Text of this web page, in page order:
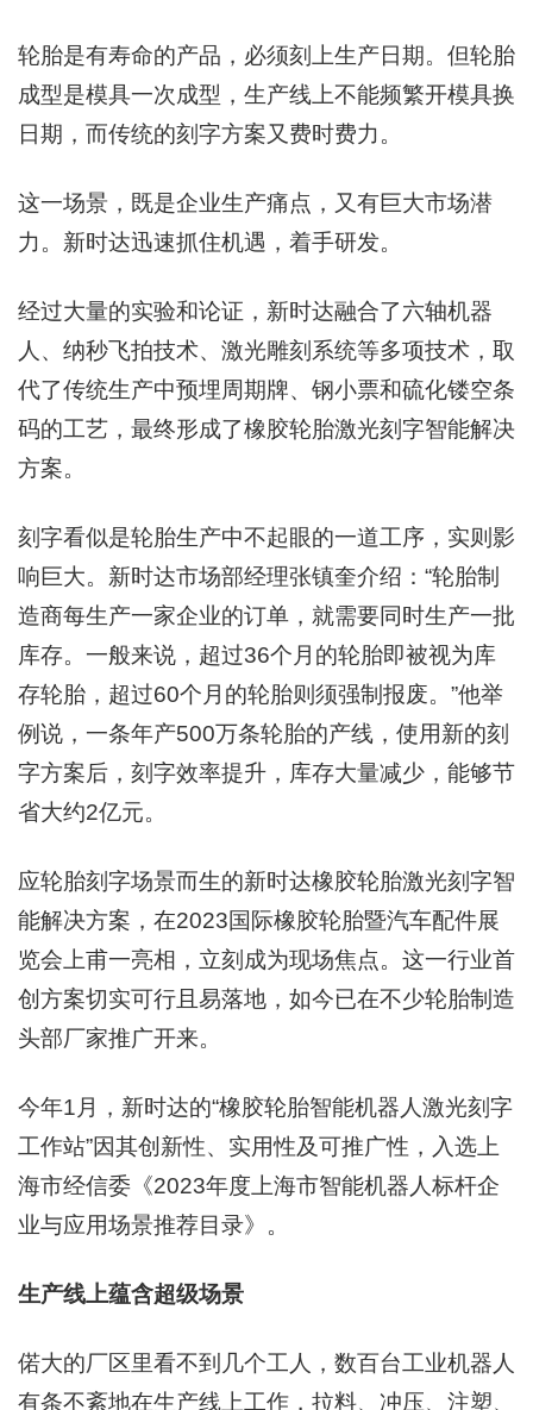
轮胎是有寿命的产品，必须刻上生产日期。但轮胎
成型是模具一次成型，生产线上不能频繁开模具换
日期，而传统的刻字方案又费时费力。
这一场景，既是企业生产痛点，又有巨大市场潜
力。新时达迅速抓住机遇，着手研发。
经过大量的实验和论证，新时达融合了六轴机器
人、纳秒飞拍技术、激光雕刻系统等多项技术，取
代了传统生产中预埋周期牌、钢小票和硫化镂空条
码的工艺，最终形成了橡胶轮胎激光刻字智能解决
方案。
刻字看似是轮胎生产中不起眼的一道工序，实则影
响巨大。新时达市场部经理张镇奎介绍：“轮胎制
造商每生产一家企业的订单，就需要同时生产一批
库存。一般来说，超过36个月的轮胎即被视为库
存轮胎，超过60个月的轮胎则须强制报废。”他举
例说，一条年产500万条轮胎的产线，使用新的刻
字方案后，刻字效率提升，库存大量减少，能够节
省大约2亿元。
应轮胎刻字场景而生的新时达橡胶轮胎激光刻字智
能解决方案，在2023国际橡胶轮胎暨汽车配件展
览会上甫一亮相，立刻成为现场焦点。这一行业首
创方案切实可行且易落地，如今已在不少轮胎制造
头部厂家推广开来。
今年1月，新时达的“橡胶轮胎智能机器人激光刻字
工作站”因其创新性、实用性及可推广性，入选上
海市经信委《2023年度上海市智能机器人标杆企
业与应用场景推荐目录》。
生产线上蕴含超级场景
偌大的厂区里看不到几个工人，数百台工业机器人
有条不紊地在生产线上工作，拉料、冲压、注塑、